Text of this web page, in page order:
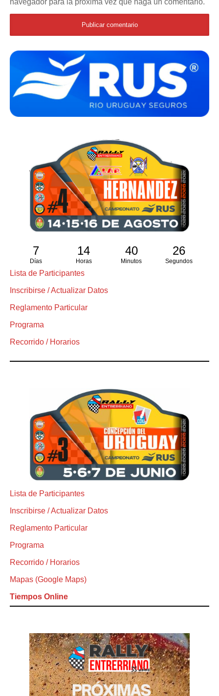
navegador para la próxima vez que haga un comentario.
7
Días
14
Horas
40
Minutos
25
Segundos
Lista de Participantes
Inscribirse / Actualizar Datos
Reglamento Particular
Programa
Recorrido / Horarios
Lista de Participantes
Inscribirse / Actualizar Datos
Reglamento Particular
Programa
Recorrido / Horarios
Mapas (Google Maps)
Tiempos Online